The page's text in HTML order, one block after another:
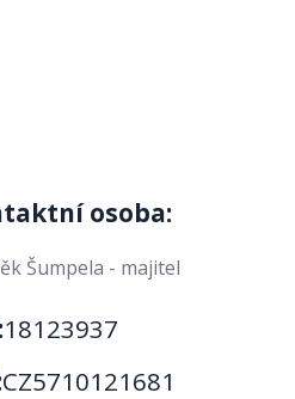
osoba:
Šumpela - majitel
18123937
CZ5710121681